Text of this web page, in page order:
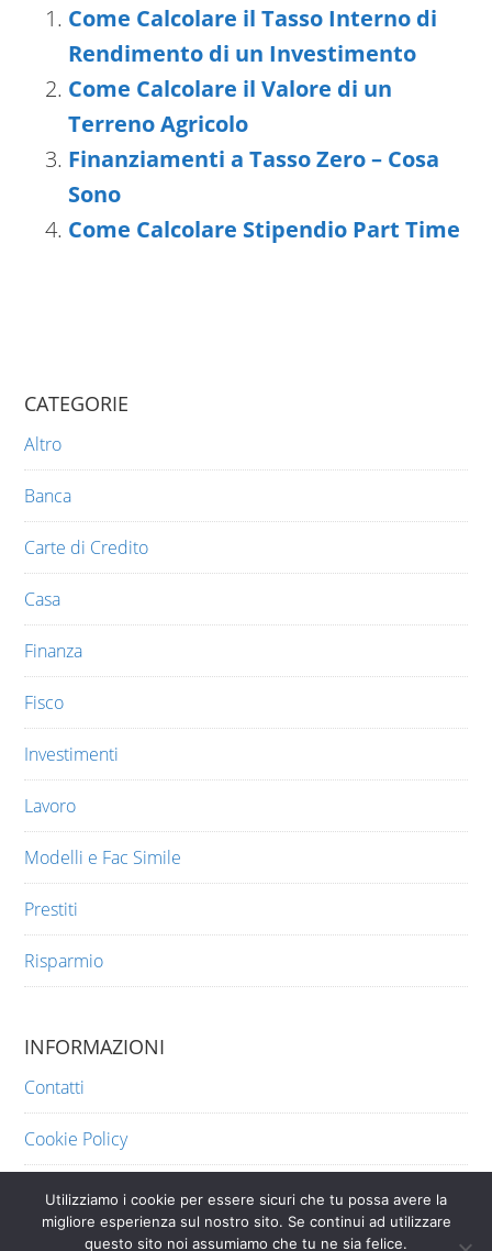
Come Calcolare il Tasso Interno di
Rendimento di un Investimento
Come Calcolare il Valore di un
Terreno Agricolo
Finanziamenti a Tasso Zero – Cosa
Sono
Come Calcolare Stipendio Part Time
CATEGORIE
Altro
Banca
Carte di Credito
Casa
Finanza
Fisco
Investimenti
Lavoro
Modelli e Fac Simile
Prestiti
Risparmio
INFORMAZIONI
Contatti
Cookie Policy
Privacy
Utilizziamo i cookie per essere sicuri che tu possa avere la
migliore esperienza sul nostro sito. Se continui ad utilizzare
questo sito noi assumiamo che tu ne sia felice.